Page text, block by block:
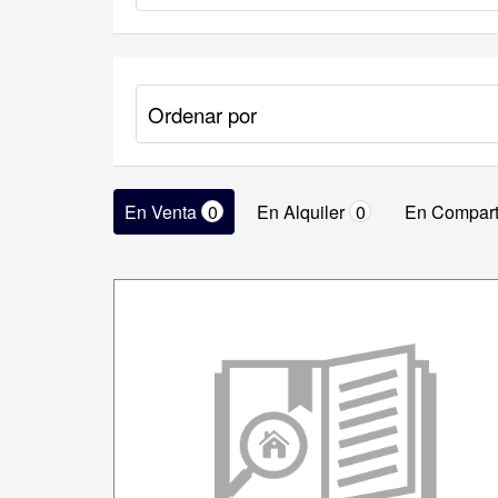
En Venta 0 En Alquiler 0 En